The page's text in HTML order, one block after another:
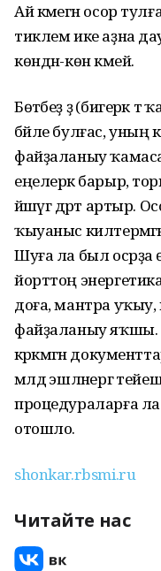
Ай кәмегән осор
тиклем ике аҙна
көндән-көн кәмей.
Бөтәбеҙ ҙә (бигерәк
бәйле булғас, уның
файҙаланыу
еңелерәк барыр,
йәшәүгә дәрт артыр.
ҡыуаныс
Шуға ла был осрҙа
йорттоң
доға, мантра уҡыу,
файҙаланыу яҡшы.
кәрәкмәгән
мәлдә эшләнергә
процедураларға ла
отошло.
shonkar.rbsmi.ru
Читайте нас